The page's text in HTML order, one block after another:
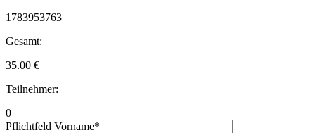
1783953763
Gesamt:
35.00 €
Teilnehmer:
0
Pflichtfeld Vorname*